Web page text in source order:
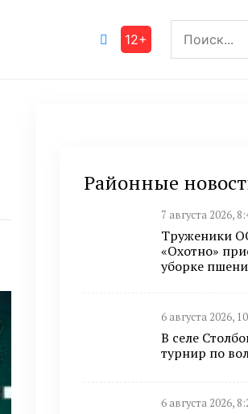
12+
Районные
7 августа 2026,
Труженики
«Охотно»
уборке
6 августа 2026,
В селе
турнир по
6 августа 2026,